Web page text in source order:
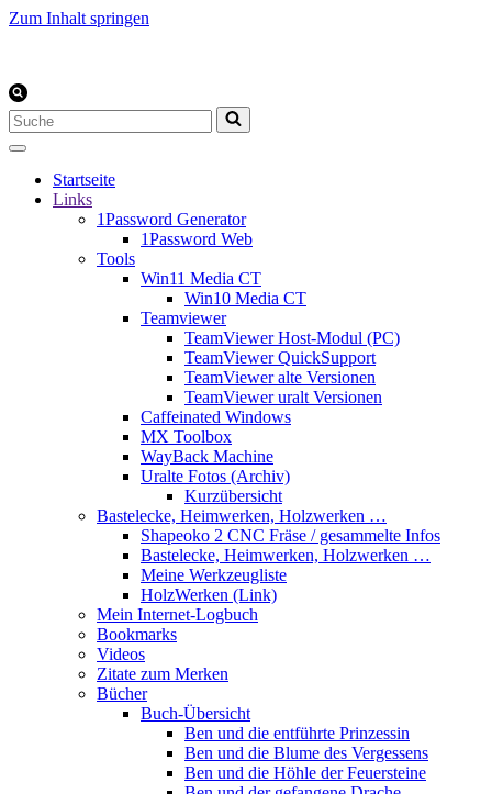
Zum Inhalt springen
Suchen
nach …
Startseite
Links
1Password Generator
1Password Web
Tools
Win11 Media CT
Win10 Media CT
Teamviewer
TeamViewer Host-Modul (PC)
TeamViewer QuickSupport
TeamViewer alte Versionen
TeamViewer uralt Versionen
Caffeinated Windows
MX Toolbox
WayBack Machine
Uralte Fotos (Archiv)
Kurzübersicht
Bastelecke, Heimwerken, Holzwerken …
Shapeoko 2 CNC Fräse / gesammelte Infos
Bastelecke, Heimwerken, Holzwerken …
Meine Werkzeugliste
HolzWerken (Link)
Mein Internet-Logbuch
Bookmarks
Videos
Zitate zum Merken
Bücher
Buch-Übersicht
Ben und die entführte Prinzessin
Ben und die Blume des Vergessens
Ben und die Höhle der Feuersteine